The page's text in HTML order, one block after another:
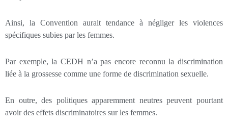
Ainsi, la Convention aurait tendance à négliger les violences
spécifiques subies par les femmes.
Par exemple, la CEDH n’a pas encore reconnu la discrimination
liée à la grossesse comme une forme de discrimination sexuelle.
En outre, des politiques apparemment neutres peuvent pourtant
avoir des effets discriminatoires sur les femmes.